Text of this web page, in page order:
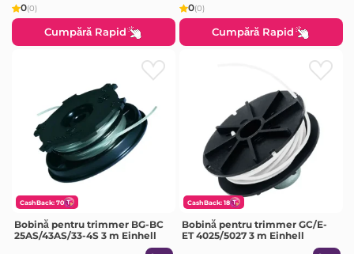
0(0)
Cumpără Rapid
0(0)
Cumpără Rapid
CashBack: 70
Bobină pentru trimmer BG-BC
25AS/43AS/33-4S 3 m Einhell
CashBack: 18
Bobină pentru trimmer GC/E-
ET 4025/5027 3 m Einhell